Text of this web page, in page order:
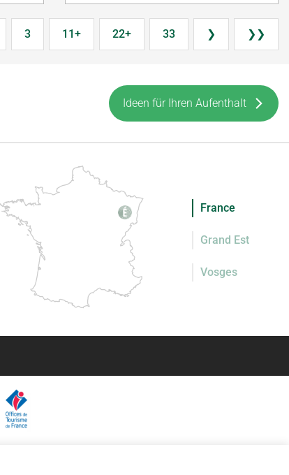
3 11+ 22+ 33 ❯ ❯❯
Ideen für Ihren Aufenthalt
France
Grand Est
Vosges